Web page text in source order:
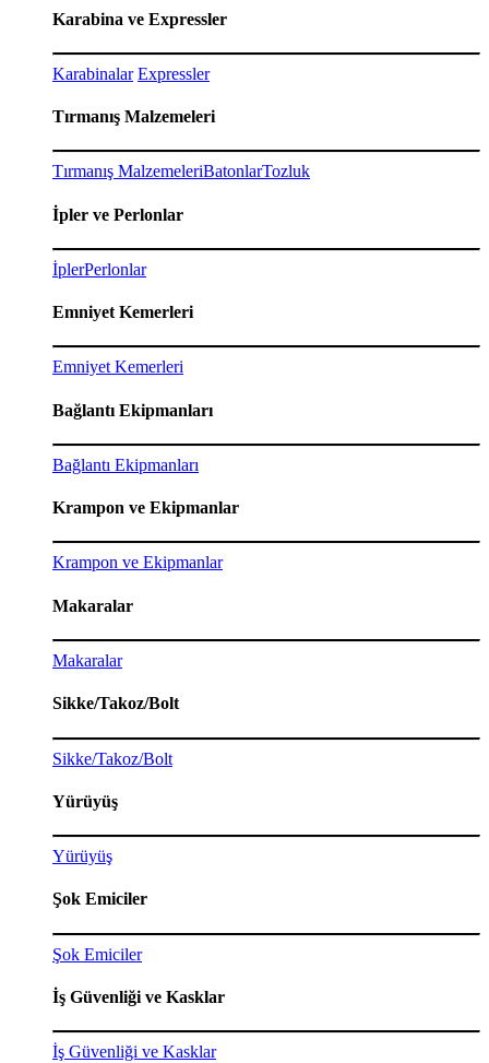
Karabina ve Expressler
Karabinalar Expressler
Tırmanış Malzemeleri
Tırmanış MalzemeleriBatonlarTozluk
İpler ve Perlonlar
İplerPerlonlar
Emniyet Kemerleri
Emniyet Kemerleri
Bağlantı Ekipmanları
Bağlantı Ekipmanları
Krampon ve Ekipmanlar
Krampon ve Ekipmanlar
Makaralar
Makaralar
Sikke/Takoz/Bolt
Sikke/Takoz/Bolt
Yürüyüş
Yürüyüş
Şok Emiciler
Şok Emiciler
İş Güvenliği ve Kasklar
İş Güvenliği ve Kasklar